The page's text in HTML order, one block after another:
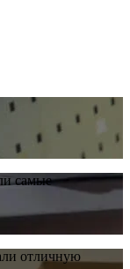
самые
отличную